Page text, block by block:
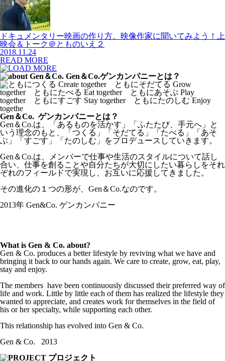
ドキュメンタリー映画の作り方。映像作家に聞いてみよう！上
映会＆トーク＠とものいえ２
2018.11.24
READ MORE
Gen＆Co. ゲンカンパニーとは？
Gen＆Co.は、「あるものを活かす」「ふたたび、手元へ」と
いう理念のもと、「つくる」「そだてる」「たべる」「あそ
ぶ」「すごす」「たのしむ」をプロデュースしていきます。
Gen＆Co.は、メンバーで仕事や生活のスタイルについて話し
合い、仕事を創ることや自分たちが大切にしたい暮らしをそれ
ぞれのフィールドで実現し、お互いに応援してきました。
その進化の１つの形が、Gen＆Co.なのです。
2013年 Gen&Co. ゲンカンパニー
What is Gen & Co. about?
Gen & Co. produces a better lifestyle by reviving what we have and
bringing it back to our hands again. We care to create, grow, eat, play,
stay and enjoy.
The members have been continuously discussed their preferred way of
life and work. Little by little each of them has realized the lifestyle they
wanted to appreciate, and creates work for themselves in the field of
his or her specialty, while supporting each other.
This relationship has evolved into Gen & Co.
Gen & Co. 2013